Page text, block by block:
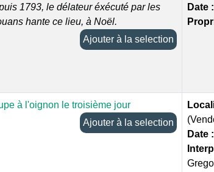
1793, le délateur éxécuté par les
hante ce lieu, à Noël.
Ajouter à la selection
Date :
à l'oignon le troisième jour
Ajouter à la selection
Date :